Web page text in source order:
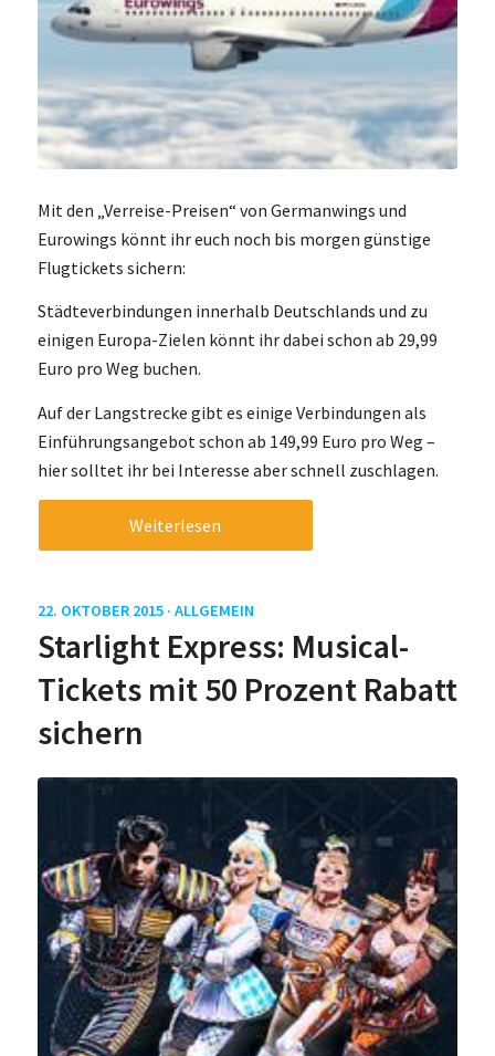
Mit den „Verreise-Preisen“ von Germanwings und
Eurowings könnt ihr euch noch bis morgen günstige
Flugtickets sichern:
Städteverbindungen innerhalb Deutschlands und zu
einigen Europa-Zielen könnt ihr dabei schon ab 29,99
Euro pro Weg buchen.
Auf der Langstrecke gibt es einige Verbindungen als
Einführungsangebot schon ab 149,99 Euro pro Weg –
hier solltet ihr bei Interesse aber schnell zuschlagen.
Weiterlesen
22. OKTOBER 2015 · ALLGEMEIN
Starlight Express: Musical-
Tickets mit 50 Prozent Rabatt
sichern